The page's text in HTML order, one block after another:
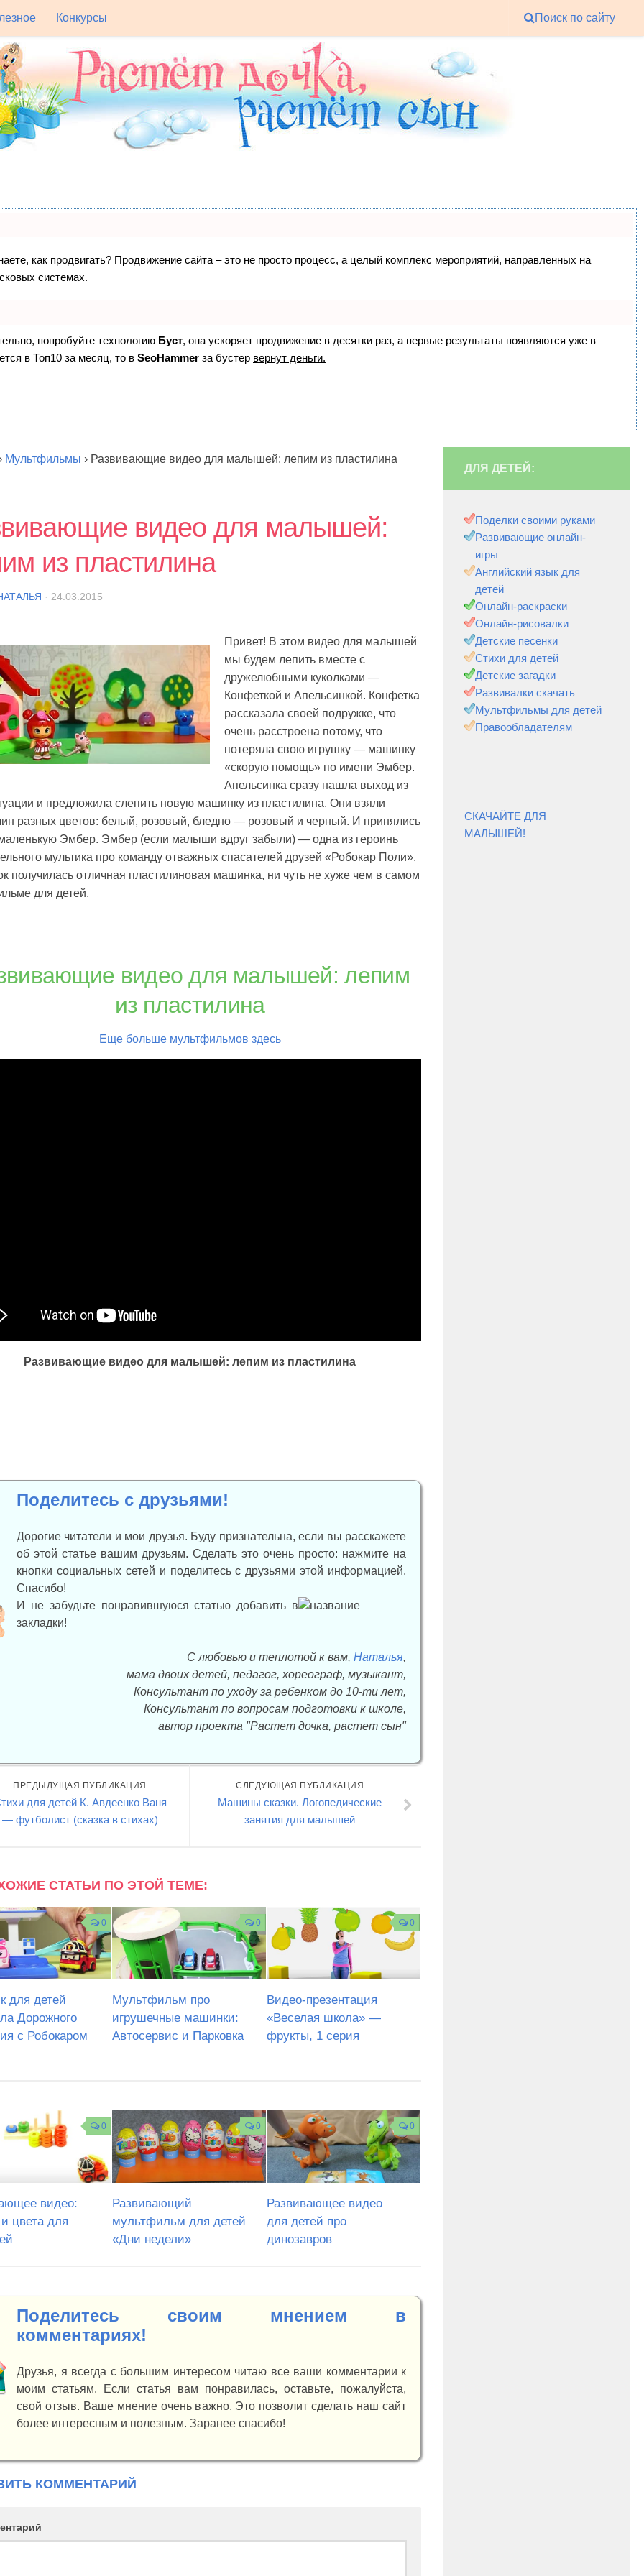
Конкурсы Поиск по сайту
как продвигать? Продвижение сайта – это не просто процесс, а целый комплекс мероприятий, направленных на
системах.
попробуйте технологию Буст, она ускоряет продвижение в десятки раз, а первые результаты появляются уже в
в Топ10 за месяц, то в SeoHammer за бустер вернут деньги.
Мультфильмы › Развивающие видео для малышей: лепим из пластилина
видео для малышей:
из пластилина
· 24.03.2015
Привет! В этом видео для малышей
мы будем лепить вместе с
дружелюбными куколками —
Конфеткой и Апельсинкой. Конфетка
рассказала своей подружке, что
очень расстроена потому, что
потеряла свою игрушку — машинку
«скорую помощь» по имени Эмбер.
Апельсинка сразу нашла выход из
и предложила слепить новую машинку из пластилина. Они взяли
разных цветов: белый, розовый, бледно — розовый и черный. И принялись
Эмбер. Эмбер (если малыши вдруг забыли) — одна из героинь
мультика про команду отважных спасателей друзей «Робокар Поли».
получилась отличная пластилиновая машинка, ни чуть не хуже чем в самом
для детей.
видео для малышей: лепим
из пластилина
Еще больше мультфильмов здесь
Развивающие видео для малышей: лепим из пластилина
Поделитесь с друзьями!
Дорогие читатели и мои друзья. Буду признательна, если вы расскажете
об этой статье вашим друзьям. Сделать это очень просто: нажмите на
кнопки социальных сетей и поделитесь с друзьями этой информацией.
Спасибо!
И не забудьте понравившуюся статью добавить в
закладки!
С любовью и теплотой к вам, Наталья,
мама двоих детей, педагог, хореограф, музыкант,
Консультант по уходу за ребенком до 10-ти лет,
Консультант по вопросам подготовки к школе,
автор проекта "Растет дочка, растет сын"
СЛЕДУЮЩАЯ ПУБЛИКАЦИЯ
Машины сказки. Логопедические
занятия для малышей
ПРЕДЫДУЩАЯ ПУБЛИКАЦИЯ
для детей К. Авдеенко Ваня
— футболист (сказка в стихах)
СТАТЬИ ПО ЭТОЙ ТЕМЕ:
0
для детей
Дорожного
с Робокаром
0
Мультфильм про
игрушечные машинки:
Автосервис и Парковка
0
Видео-презентация
«Веселая школа» —
фрукты, 1 серия
0
видео:
цвета для
0
Развивающий
мультфильм для детей
«Дни недели»
0
Развивающее видео
для детей про
динозавров
Поделитесь своим мнением в
комментариях!
Друзья, я всегда с большим интересом читаю все ваши комментарии к
моим статьям. Если статья вам понравилась, оставьте, пожалуйста,
свой отзыв. Ваше мнение очень важно. Это позволит сделать наш сайт
более интересным и полезным. Заранее спасибо!
КОММЕНТАРИЙ
ДЛЯ ДЕТЕЙ:
Поделки своими руками
Развивающие онлайн-
игры
Английский язык для
детей
Онлайн-раскраски
Онлайн-рисовалки
Детские песенки
Стихи для детей
Детские загадки
Развивалки скачать
Мультфильмы для детей
Правообладателям
СКАЧАЙТЕ ДЛЯ
МАЛЫШЕЙ!